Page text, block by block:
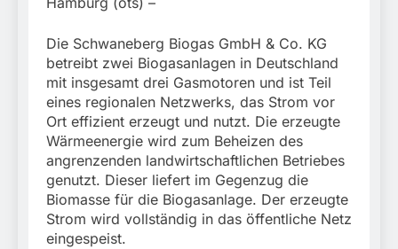
München:
Beinahekollision an
Bahnübergang in Aubing
/ Bundespolizei ermittelt
wegen gefährlichen
Eingriffs in den
Bahnverkehr
5. August 2026
Bundespolizeidirektion
München: Couragierte
Zeugen halten
Tatverdächtigen fest /
Mann nach Gleissturz
verletzt
5. August 2026
FW-M: Brand in
stillgelegtem
Bahngebäude
(Sendling)
5. August 2026
Die Schwaneberg Biogas GmbH & Co. KG
betreibt zwei Biogasanlagen in Deutschland
mit insgesamt drei Gasmotoren und ist Teil
eines regionalen Netzwerks, das Strom vor
Ort effizient erzeugt und nutzt. Die erzeugte
Wärmeenergie wird zum Beheizen des
angrenzenden landwirtschaftlichen Betriebes
genutzt. Dieser liefert im Gegenzug die
Biomasse für die Biogasanlage. Der erzeugte
Strom wird vollständig in das öffentliche Netz
eingespeist.